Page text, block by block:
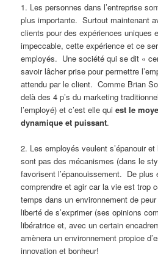
1. Les personnes dans l’entreprise
plus importante. Surtout maintenant
clients pour des expériences uniques
impeccable, cette expérience et ce
employés. Une société qui se dit «
savoir lâcher prise pour permettre
attendu par le client. Comme Brian
delà des 4 p’s du marketing
l’employé) et c’est elle quiest le
dynamique et puissant.
2. Les employés veulent s’épanouir
sont pas des mécanismes (dans le
favorisent l’épanouissement. De
comprendre et agir car la vie est trop
temps dans un environnement de
liberté de s’exprimer (ses opinions
libératrice et, avec un certain
amènera un environnement propice
innovation et bonheur!